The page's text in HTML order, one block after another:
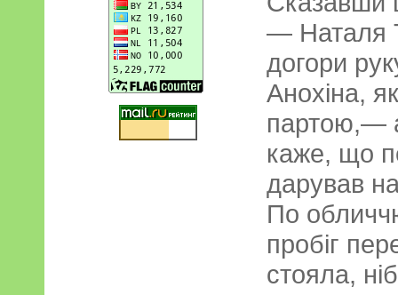
— Наталя
догори
Анохіна,
партою,—
каже, що
дарував
По
пробіг
стояла,